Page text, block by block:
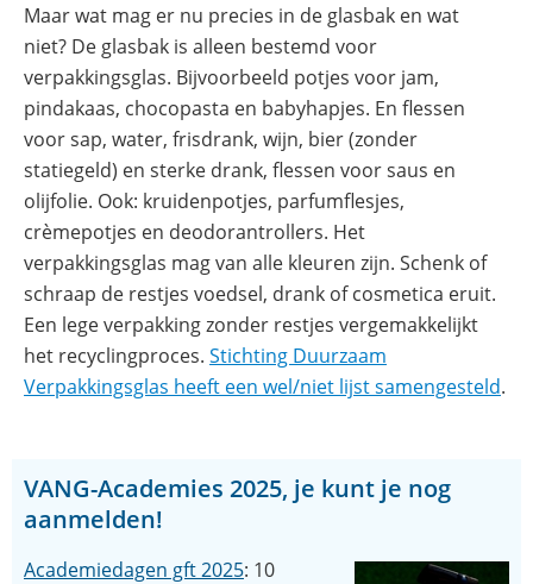
Maar wat mag er nu precies in de glasbak en wat
niet? De glasbak is alleen bestemd voor
verpakkingsglas. Bijvoorbeeld potjes voor jam,
pindakaas, chocopasta en babyhapjes. En flessen
voor sap, water, frisdrank, wijn, bier (zonder
statiegeld) en sterke drank, flessen voor saus en
olijfolie. Ook: kruidenpotjes, parfumflesjes,
crèmepotjes en deodorantrollers. Het
verpakkingsglas mag van alle kleuren zijn. Schenk of
schraap de restjes voedsel, drank of cosmetica eruit.
Een lege verpakking zonder restjes vergemakkelijkt
het recyclingproces. Stichting Duurzaam
Verpakkingsglas heeft een wel/niet lijst samengesteld.
VANG-Academies 2025, je kunt je nog
aanmelden!
Academiedagen gft 2025(opent
: 10